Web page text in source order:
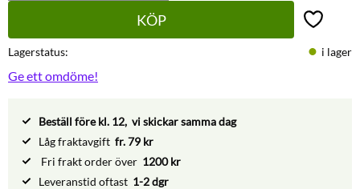
KÖP Lägg till
Lagerstatus i lager
Ge ett omdöme!
Beställ före kl. 12, vi skickar samma dag
Låg fraktavgift fr. 79 kr
Fri frakt order över 1200 kr
Leveranstid oftast 1-2 dgr